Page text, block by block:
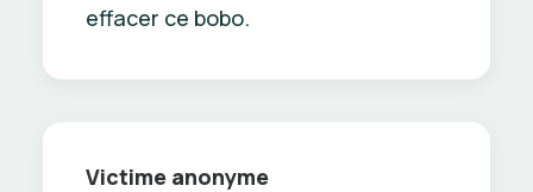
effacer ce bobo.
Victime anonyme